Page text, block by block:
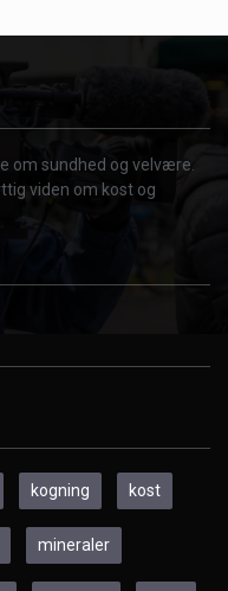
om sundhed og velvære.
viden om kost og
kogning kost
mineraler